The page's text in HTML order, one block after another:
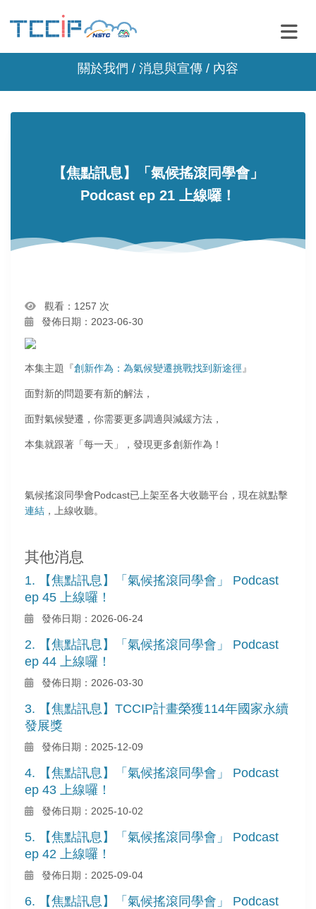
關於我們 / 消息與宣傳 / 內容
【焦點訊息】「氣候搖滾同學會」
Podcast ep 21 上線囉！
觀看：1257 次
發佈日期：2023-06-30
本集主題『創新作為：為氣候變遷挑戰找到新途徑 』
面對新的問題要有新的解法，
面對氣候變遷，你需要更多調適與減緩方法，
本集就跟著「每一天」，發現更多創新作為！
氣候搖滾同學會Podcast已上架至各大收聽平台，現在就點擊
連結，上線收聽。
其他消息
1. 【焦點訊息】「氣候搖滾同學會」 Podcast
ep 45 上線囉！
發佈日期：2026-06-24
2. 【焦點訊息】「氣候搖滾同學會」 Podcast
ep 44 上線囉！
發佈日期：2026-03-30
3. 【焦點訊息】TCCIP計畫榮獲114年國家永續
發展獎
發佈日期：2025-12-09
4. 【焦點訊息】「氣候搖滾同學會」 Podcast
ep 43 上線囉！
發佈日期：2025-10-02
5. 【焦點訊息】「氣候搖滾同學會」 Podcast
ep 42 上線囉！
發佈日期：2025-09-04
6. 【焦點訊息】「氣候搖滾同學會」 Podcast